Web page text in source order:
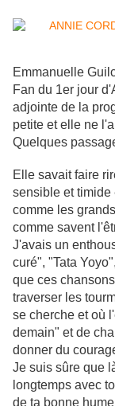
Emmanuelle
Fan du 1er jour
adjointe de la
petite et elle ne
Quelques
Elle savait faire
sensible et timide
comme les
comme savent
J'avais un
curé", "Tata
que ces
traverser les
se cherche et où
demain" et de
donner du
Je suis sûre que
longtemps avec
de ta bonne